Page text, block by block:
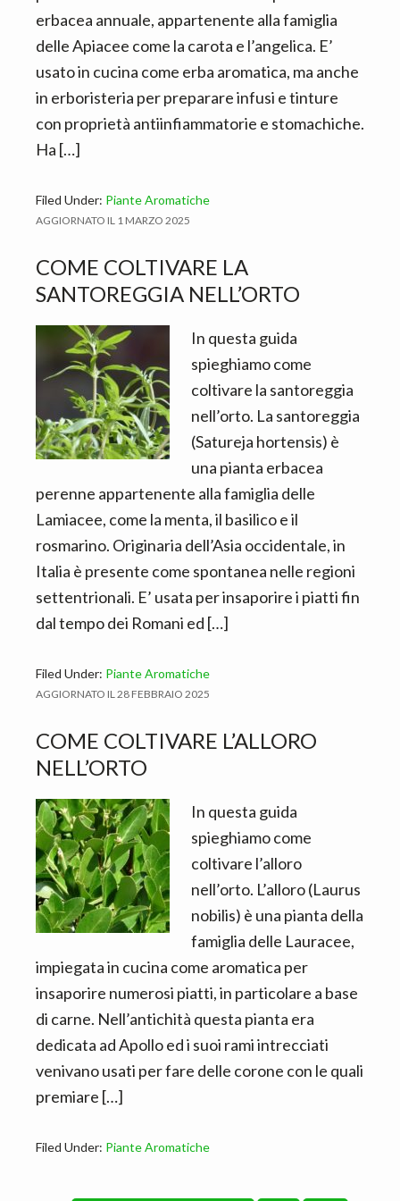
erbacea annuale, appartenente alla famiglia
delle Apiacee come la carota e l’angelica. E’
usato in cucina come erba aromatica, ma anche
in erboristeria per preparare infusi e tinture
con proprietà antiinfiammatorie e stomachiche.
Ha […]
Filed Under: Piante Aromatiche
AGGIORNATO IL 1 MARZO 2025
COME COLTIVARE LA
SANTOREGGIA NELL’ORTO
In questa guida
spieghiamo come
coltivare la santoreggia
nell’orto. La santoreggia
(Satureja hortensis) è
una pianta erbacea
perenne appartenente alla famiglia delle
Lamiacee, come la menta, il basilico e il
rosmarino. Originaria dell’Asia occidentale, in
Italia è presente come spontanea nelle regioni
settentrionali. E’ usata per insaporire i piatti fin
dal tempo dei Romani ed […]
Filed Under: Piante Aromatiche
AGGIORNATO IL28 FEBBRAIO 2025
COME COLTIVARE L’ALLORO
NELL’ORTO
In questa guida
spieghiamo come
coltivare l’alloro
nell’orto. L’alloro (Laurus
nobilis) è una pianta della
famiglia delle Lauracee,
impiegata in cucina come aromatica per
insaporire numerosi piatti, in particolare a base
di carne. Nell’antichità questa pianta era
dedicata ad Apollo ed i suoi rami intrecciati
venivano usati per fare delle corone con le quali
premiare […]
Filed Under: Piante Aromatiche